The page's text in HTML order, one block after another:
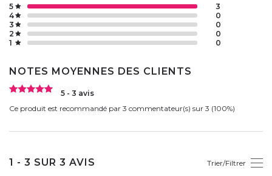
1 0
2 0
3 0
4 0
5 3
NOTES MOYENNES DES CLIENTS
5 - 3 avis
Ce produit est recommandé par 3 commentateur(s) sur 3 (100%)
1 - 3 SUR 3 AVIS Trier/Filtrer